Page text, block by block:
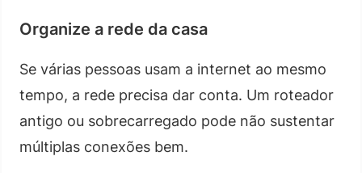
Organize a rede da casa
Se várias pessoas usam a internet ao mesmo
tempo, a rede precisa dar conta. Um roteador
antigo ou sobrecarregado pode não sustentar
múltiplas conexões bem.